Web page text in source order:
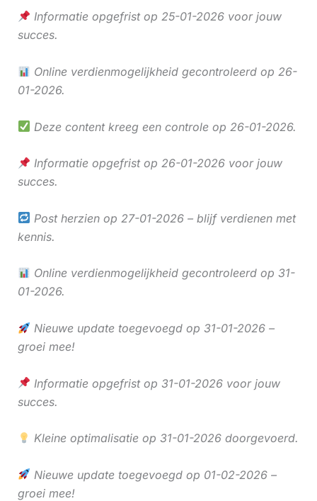
Informatie opgefrist op 25-01-2026 voor jouw
succes.
Online verdienmogelijkheid gecontroleerd op 26-
01-2026.
Deze content kreeg een controle op 26-01-2026.
Informatie opgefrist op 26-01-2026 voor jouw
succes.
Post herzien op 27-01-2026 – blijf verdienen met
kennis.
Online verdienmogelijkheid gecontroleerd op 31-
01-2026.
Nieuwe update toegevoegd op 31-01-2026 –
groei mee!
Informatie opgefrist op 31-01-2026 voor jouw
succes.
Kleine optimalisatie op 31-01-2026 doorgevoerd.
Nieuwe update toegevoegd op 01-02-2026 –
groei mee!